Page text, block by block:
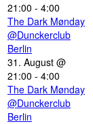
21:00 - 4:00
The Dark Mønday
@Dunckerclub
Berlin
31. August @
21:00 - 4:00
The Dark Mønday
@Dunckerclub
Berlin